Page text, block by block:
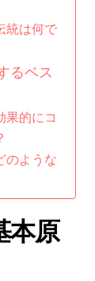
統は何で
るベス
果的にコ
のような
本原